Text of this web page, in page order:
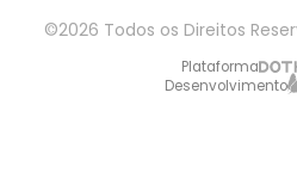
©2026 Todos os Direitos
Plataforma
Desenvolvimento